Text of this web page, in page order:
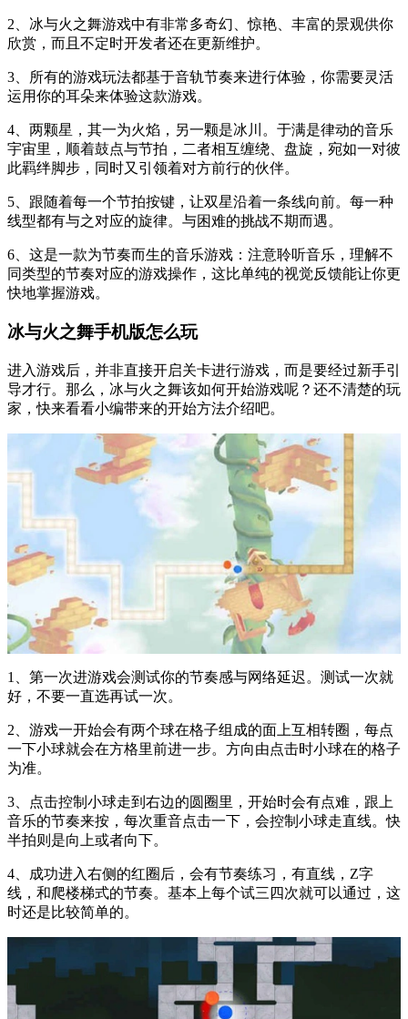
2、冰与火之舞游戏中有非常多奇幻、惊艳、丰富的景观供你
欣赏，而且不定时开发者还在更新维护。
3、所有的游戏玩法都基于音轨节奏来进行体验，你需要灵活
运用你的耳朵来体验这款游戏。
4、两颗星，其一为火焰，另一颗是冰川。于满是律动的音乐
宇宙里，顺着鼓点与节拍，二者相互缠绕、盘旋，宛如一对彼
此羁绊脚步，同时又引领着对方前行的伙伴。
5、跟随着每一个节拍按键，让双星沿着一条线向前。每一种
线型都有与之对应的旋律。与困难的挑战不期而遇。
6、这是一款为节奏而生的音乐游戏：注意聆听音乐，理解不
同类型的节奏对应的游戏操作，这比单纯的视觉反馈能让你更
快地掌握游戏。
冰与火之舞手机版怎么玩
进入游戏后，并非直接开启关卡进行游戏，而是要经过新手引
导才行。那么，冰与火之舞该如何开始游戏呢？还不清楚的玩
家，快来看看小编带来的开始方法介绍吧。
1、第一次进游戏会测试你的节奏感与网络延迟。测试一次就
好，不要一直选再试一次。
2、游戏一开始会有两个球在格子组成的面上互相转圈，每点
一下小球就会在方格里前进一步。方向由点击时小球在的格子
为准。
3、点击控制小球走到右边的圆圈里，开始时会有点难，跟上
音乐的节奏来按，每次重音点击一下，会控制小球走直线。快
半拍则是向上或者向下。
4、成功进入右侧的红圈后，会有节奏练习，有直线，Z字
线，和爬楼梯式的节奏。基本上每个试三四次就可以通过，这
时还是比较简单的。